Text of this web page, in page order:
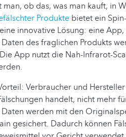
man, ob das, was man kauft, in
Produkte bietet ein
innovative Lösung: eine
des fraglichen Produkts
App nutzt die Nah-Infrarot-
Verbraucher und
handelt, nicht mehr
werden mit den
gesichert. Dadurch können